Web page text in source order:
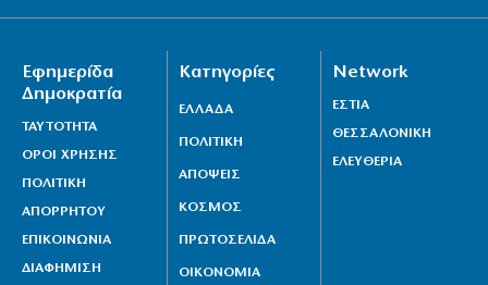
Εφημερίδα
Δημοκρατία
ΤΑΥΤΟΤΗΤΑ
ΟΡΟΙ ΧΡΗΣΗΣ
ΠΟΛΙΤΙΚΗ
ΑΠΟΡΡΗΤΟΥ
ΕΠΙΚΟΙΝΩΝΙΑ
ΔΙΑΦΗΜΙΣΗ
Κατηγορίες
ΕΛΛΑΔΑ
ΠΟΛΙΤΙΚΗ
ΑΠΟΨΕΙΣ
ΚΟΣΜΟΣ
ΠΡΩΤΟΣΕΛΙΔΑ
ΟΙΚΟΝΟΜΙΑ
Network
ΕΣΤΙΑ
ΘΕΣΣΑΛΟΝΙΚΗ
ΕΛΕΥΘΕΡΙΑ